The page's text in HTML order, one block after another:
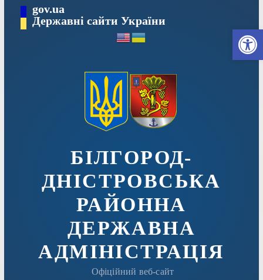
вмісту
gov.ua
Державні сайти України
БІЛГОРОД-
ДНІСТРОВСЬКА
РАЙОННА
ДЕРЖАВНА
АДМІНІСТРАЦІЯ
Офіційний веб-сайт